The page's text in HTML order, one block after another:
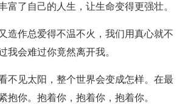
富了自己的人生，让生命变得更强壮。
造作总爱得不温不火，我们用真心就不
我会难过你竟然离开我。
不见太阳，整个世界会变成怎样。在最
抱你。抱着你，抱着你，抱着你。